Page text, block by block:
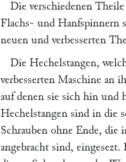
Die verschiedenen
Flachs- und Hanfspinnern
neuen und verbesserten
Die Hechelstangen,
verbesserten Maschine an
auf denen sie sich hin und
Hechelstangen sind in die
Schrauben ohne Ende, die
angebracht sind,